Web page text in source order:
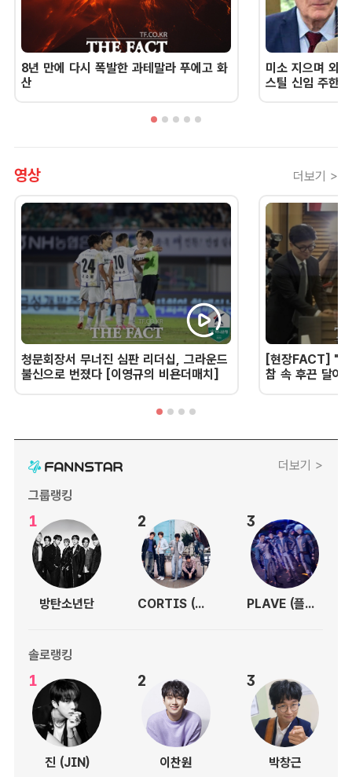
8년 만에 다시 폭발한 과테말라 푸에고 화
산
미소 지으며 외
스틸 신임 주한
영상 더보기 >
청문회장서 무너진 심판 리더십, 그라운드
불신으로 번졌다 [이영규의 비욘더매치]
[현장FACT] "한
참 속 후끈 달아
더보기 >
그룹랭킹
1
방탄소년단
2
CORTIS (코르티스)
3
PLAVE (플레이브)
솔로랭킹
1
진 (JIN)
2
이찬원
3
박창근